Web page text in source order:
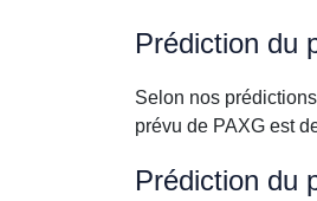
Prédiction du
Selon nos
prévu de PAXG est
Prédiction du